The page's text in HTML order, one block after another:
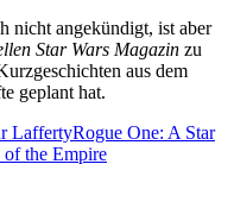
nicht angekündigt, ist aber
Star Wars Magazin zu
aus dem
geplant hat.
LaffertyRogue One: A Star
the Empire